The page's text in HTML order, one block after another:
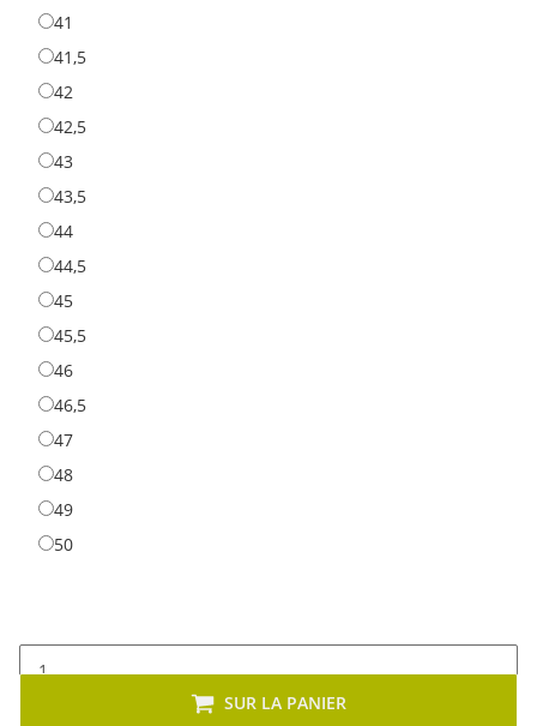
41
41,541,5
42
42,542,5
4343
43,543,5
4444
44,544,5
4545
45,545,5
4646
46,546,5
4747
4848
4949
5050
SUR LA PANIER